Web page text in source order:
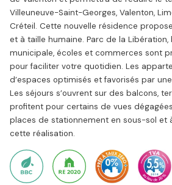
Villeuneuve-Saint-Georges, Valenton,
Créteil. Cette nouvelle résidence
et à taille humaine. Parc de la
municipale, écoles et commerces sont
pour faciliter votre quotidien. Les
d’espaces optimisés et favorisés par
Les séjours s’ouvrent sur des balcons,
profitent pour certains de vues
places de stationnement en sous-sol et
cette réalisation.